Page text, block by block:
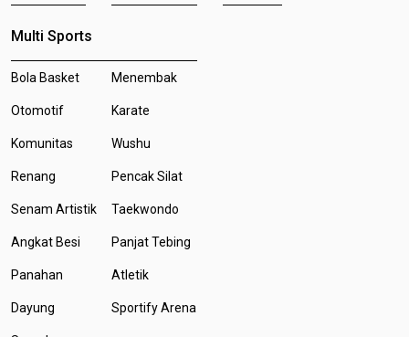
Multi Sports
Bola Basket
Otomotif
Komunitas
Renang
Senam Artistik
Angkat Besi
Panahan
Dayung
Menembak
Karate
Wushu
Pencak Silat
Taekwondo
Panjat Tebing
Atletik
Sportify Arena